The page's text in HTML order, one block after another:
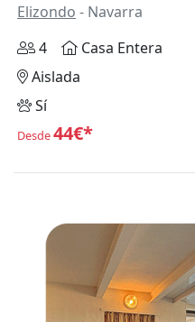
Elizondo - Navarra
4
Casa Entera
Aislada
Sí
Desde44€*